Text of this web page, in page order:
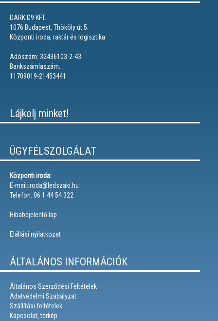
DARK D9 KFT.
1076 Budapest, Thököly út 5.
Központi iroda, raktár és logisztika
Adószám: 32436103-2-43
Bankszámlaszám:
11709019-21453441
Lájkolj minket!
ÜGYFÉLSZOLGÁLAT
Központi iroda:
E-mail:iroda@ledszaki.hu
Telefon: 06 1 44 54 322
Hibabejelentő lap
Elállási nyilatkozat
ÁLTALÁNOS INFORMÁCIÓK
Általános Szerződési Feltételek
Adatvédelmi Szabályzat
Szállítási feltételek
Kapcsolat, térkép